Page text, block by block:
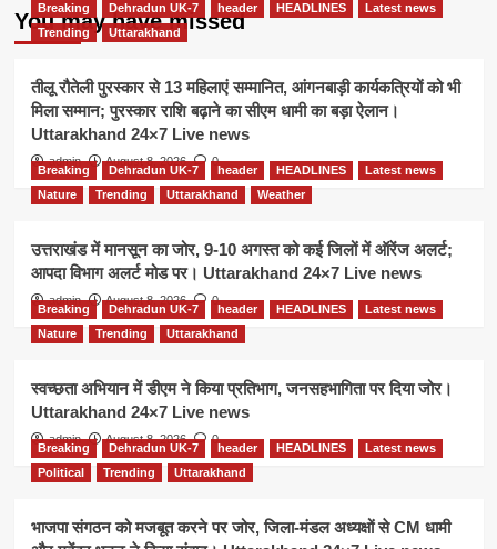
You may have missed
Breaking Dehradun UK-7 header HEADLINES
Latest news
Trending
Uttarakhand
तीलू रौतेली पुरस्कार से 13 महिलाएं सम्मानित, आंगनबाड़ी कार्यकत्रियों को भी
मिला सम्मान; पुरस्कार राशि बढ़ाने का सीएम धामी का बड़ा ऐलान।
Uttarakhand 24×7 Live news
admin August 8, 2026 0
Breaking Dehradun UK-7 header HEADLINES
Latest news
Nature
Trending Uttarakhand Weather
उत्तराखंड में मानसून का जोर, 9-10 अगस्त को कई जिलों में ऑरेंज अलर्ट;
आपदा विभाग अलर्ट मोड पर। Uttarakhand 24×7 Live news
admin August 8, 2026 0
Breaking Dehradun UK-7 header HEADLINES
Latest news
Nature
Trending Uttarakhand
स्वच्छता अभियान में डीएम ने किया प्रतिभाग, जनसहभागिता पर दिया जोर।
Uttarakhand 24×7 Live news
admin August 8, 2026 0
Breaking Dehradun UK-7 header HEADLINES
Latest news
Political
Trending Uttarakhand
भाजपा संगठन को मजबूत करने पर जोर, जिला-मंडल अध्यक्षों से CM धामी